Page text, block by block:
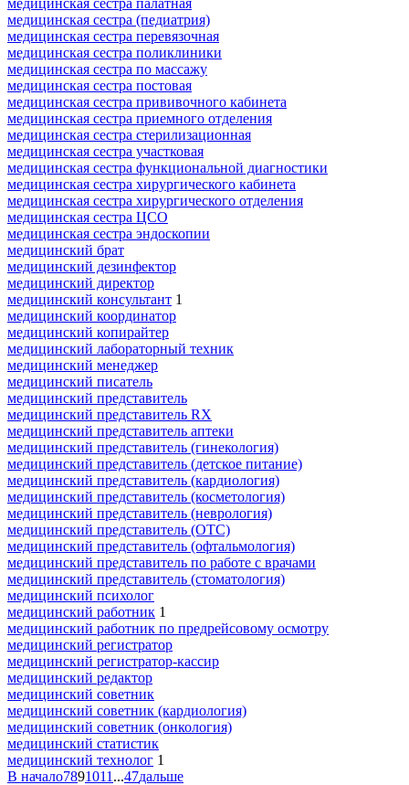
медицинская сестра (педиатрия)
медицинская сестра перевязочная
медицинская сестра поликлиники
медицинская сестра по массажу
медицинская сестра постовая
медицинская сестра прививочного кабинета
медицинская сестра приемного отделения
медицинская сестра стерилизационная
медицинская сестра участковая
медицинская сестра функциональной диагностики
медицинская сестра хирургического кабинета
медицинская сестра хирургического отделения
медицинская сестра ЦСО
медицинская сестра эндоскопии
медицинский брат
медицинский дезинфектор
медицинский директор
медицинский консультант 1
медицинский координатор
медицинский копирайтер
медицинский лабораторный техник
медицинский менеджер
медицинский писатель
медицинский представитель
медицинский представитель RX
медицинский представитель аптеки
медицинский представитель (гинекология)
медицинский представитель (детское питание)
медицинский представитель (кардиология)
медицинский представитель (косметология)
медицинский представитель (неврология)
медицинский представитель (ОТС)
медицинский представитель (офтальмология)
медицинский представитель по работе с врачами
медицинский представитель (стоматология)
медицинский психолог
медицинский работник 1
медицинский работник по предрейсовому осмотру
медицинский регистратор
медицинский регистратор-кассир
медицинский редактор
медицинский советник
медицинский советник (кардиология)
медицинский советник (онкология)
медицинский статистик
медицинский технолог 1
В начало7891011 ...47дальше